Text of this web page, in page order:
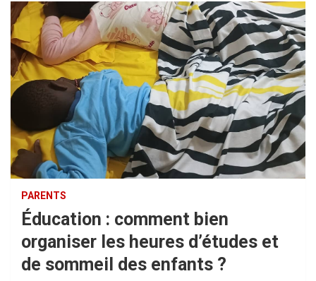
PARENTS
Éducation : comment bien
organiser les heures d’études et
de sommeil des enfants ?